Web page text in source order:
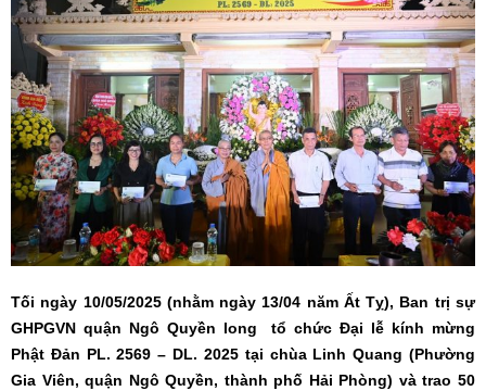
Tối ngày 10/05/2025 (nhằm ngày 13/04 năm Ất Tỵ), Ban trị sự
GHPGVN quận Ngô Quyền long tổ chức Đại lễ kính mừng
Phật Đản PL. 2569 – DL. 2025 tại chùa Linh Quang (Phường
Gia Viên, quận Ngô Quyền, thành phố Hải Phòng) và trao 50